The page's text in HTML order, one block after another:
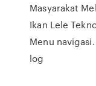
Masyarakat
Ikan Lele
Menu
log